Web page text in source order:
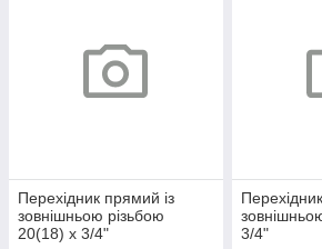
Перехідник прямий із
зовнішньою різьбою
20(18) х 3/4"
3/4"